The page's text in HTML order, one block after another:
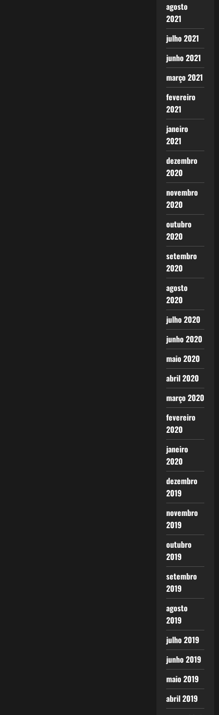
agosto
2021
julho 2021
junho 2021
março 2021
fevereiro
2021
janeiro
2021
dezembro
2020
novembro
2020
outubro
2020
setembro
2020
agosto
2020
julho 2020
junho 2020
maio 2020
abril 2020
março 2020
fevereiro
2020
janeiro
2020
dezembro
2019
novembro
2019
outubro
2019
setembro
2019
agosto
2019
julho 2019
junho 2019
maio 2019
abril 2019